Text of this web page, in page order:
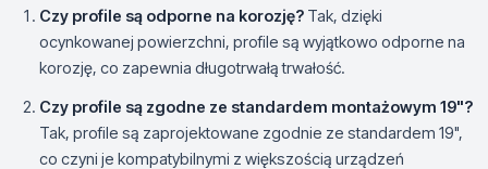
Czy profile są odporne na korozję? Tak, dzięki
ocynkowanej powierzchni, profile są wyjątkowo odporne na
korozję, co zapewnia długotrwałą trwałość.
Czy profile są zgodne ze standardem montażowym 19"?
Tak, profile są zaprojektowane zgodnie ze standardem 19",
co czyni je kompatybilnymi z większością urządzeń